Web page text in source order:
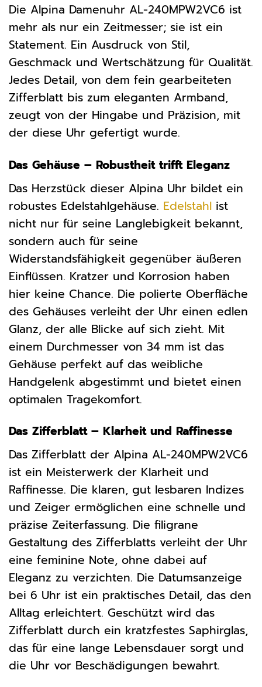
Die Alpina Damenuhr AL-240MPW2VC6 ist
mehr als nur ein Zeitmesser; sie ist ein
Statement. Ein Ausdruck von Stil,
Geschmack und Wertschätzung für Qualität.
Jedes Detail, von dem fein gearbeiteten
Zifferblatt bis zum eleganten Armband,
zeugt von der Hingabe und Präzision, mit
der diese Uhr gefertigt wurde.
Das Gehäuse – Robustheit trifft Eleganz
Das Herzstück dieser Alpina Uhr bildet ein
robustes Edelstahlgehäuse. Edelstahl ist
nicht nur für seine Langlebigkeit bekannt,
sondern auch für seine
Widerstandsfähigkeit gegenüber äußeren
Einflüssen. Kratzer und Korrosion haben
hier keine Chance. Die polierte Oberfläche
des Gehäuses verleiht der Uhr einen edlen
Glanz, der alle Blicke auf sich zieht. Mit
einem Durchmesser von 34 mm ist das
Gehäuse perfekt auf das weibliche
Handgelenk abgestimmt und bietet einen
optimalen Tragekomfort.
Das Zifferblatt – Klarheit und Raffinesse
Das Zifferblatt der Alpina AL-240MPW2VC6
ist ein Meisterwerk der Klarheit und
Raffinesse. Die klaren, gut lesbaren Indizes
und Zeiger ermöglichen eine schnelle und
präzise Zeiterfassung. Die filigrane
Gestaltung des Zifferblatts verleiht der Uhr
eine feminine Note, ohne dabei auf
Eleganz zu verzichten. Die Datumsanzeige
bei 6 Uhr ist ein praktisches Detail, das den
Alltag erleichtert. Geschützt wird das
Zifferblatt durch ein kratzfestes Saphirglas,
das für eine lange Lebensdauer sorgt und
die Uhr vor Beschädigungen bewahrt.